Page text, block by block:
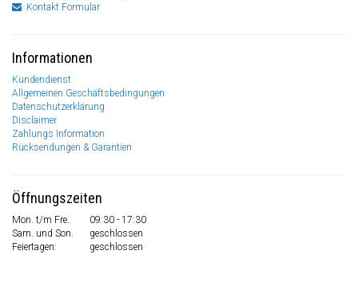
Kontakt Formular
Informationen
Kundendienst
Allgemeinen Geschäftsbedingungen
Datenschutzerklärung
Disclaimer
Zahlungs Information
Rücksendungen & Garantien
Öffnungszeiten
Mon. t/m Fre.
09:30 - 17:30
Sam. und Son.
geschlossen
Feiertagen:
geschlossen